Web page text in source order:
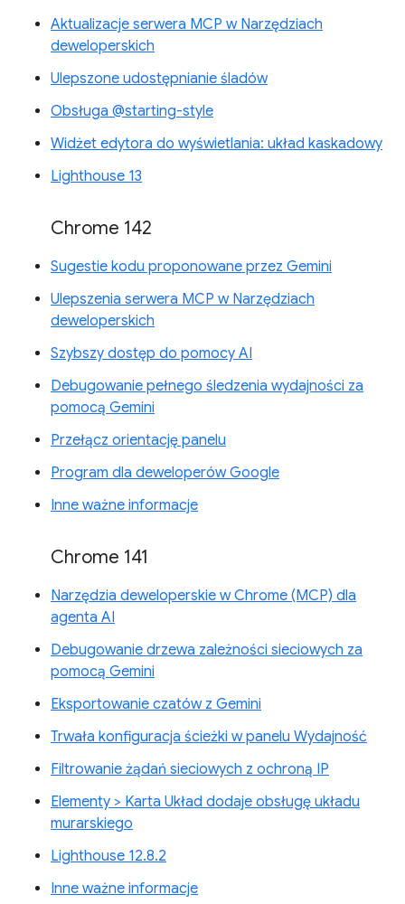
Aktualizacje serwera MCP w Narzędziach
deweloperskich
Ulepszone udostępnianie śladów
Obsługa @starting-style
Widżet edytora do wyświetlania: układ kaskadowy
Lighthouse 13
Chrome 142
Sugestie kodu proponowane przez Gemini
Ulepszenia serwera MCP w Narzędziach
deweloperskich
Szybszy dostęp do pomocy AI
Debugowanie pełnego śledzenia wydajności za
pomocą Gemini
Przełącz orientację panelu
Program dla deweloperów Google
Inne ważne informacje
Chrome 141
Narzędzia deweloperskie w Chrome (MCP) dla
agenta AI
Debugowanie drzewa zależności sieciowych za
pomocą Gemini
Eksportowanie czatów z Gemini
Trwała konfiguracja ścieżki w panelu Wydajność
Filtrowanie żądań sieciowych z ochroną IP
Elementy > Karta Układ dodaje obsługę układu
murarskiego
Lighthouse 12.8.2
Inne ważne informacje